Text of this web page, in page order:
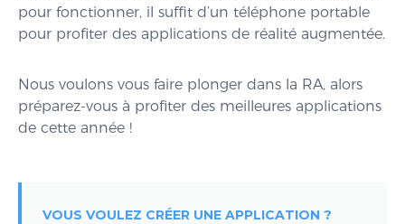
pour fonctionner, il suffit d’un téléphone portable
pour profiter des applications de réalité augmentée.
Nous voulons vous faire plonger dans la RA, alors
préparez-vous à profiter des meilleures applications
de cette année !
VOUS VOULEZ CRÉER UNE APPLICATION ?